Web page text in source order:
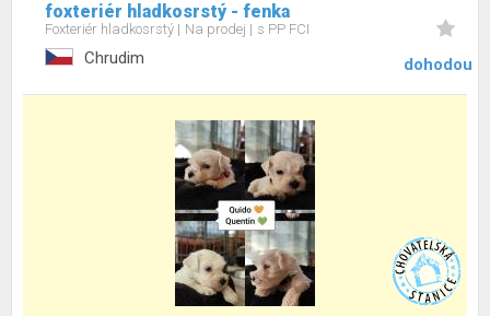
foxteriér hladkosrstý - fenka
Foxteriér hladkosrstý Na prodej s PP FCI
Chrudim dohodou